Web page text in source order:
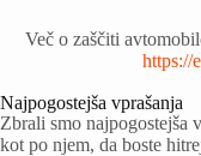
Več o zaščiti
https://
Najpogostejša vprašanja
Zbrali smo najpogostejša
kot po njem, da boste